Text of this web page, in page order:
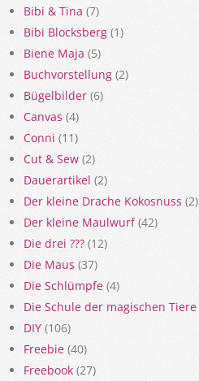
Bibi & Tina (7)
Bibi Blocksberg (1)
Biene Maja (5)
Buchvorstellung (2)
Bügelbilder (6)
Canvas (4)
Conni (11)
Cut & Sew (2)
Dauerartikel (2)
Der kleine Drache Kokosnuss (2)
Der kleine Maulwurf(42)
Die drei ??? (12)
Die Maus (37)
Die Schlümpfe (4)
Die Schule der magischen Tiere
DIY (106)
Freebie (40)
Freebook (27)